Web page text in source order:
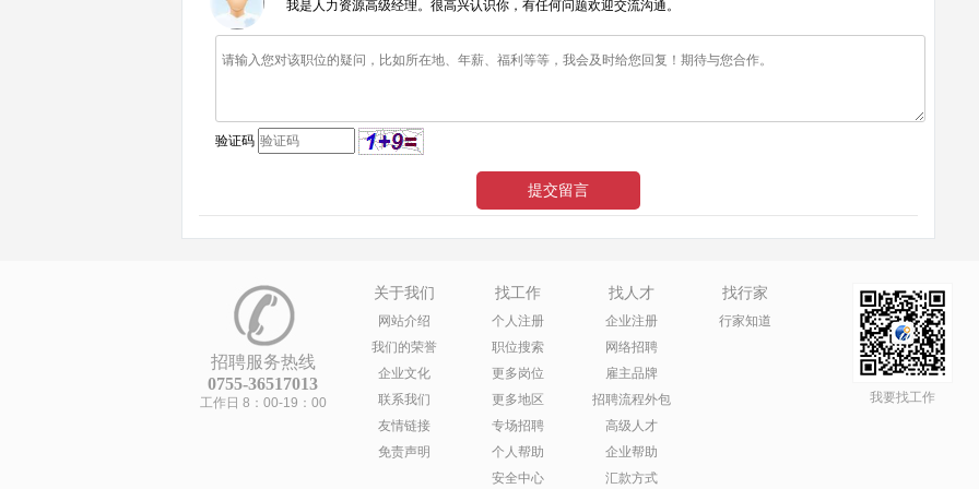
我是人力资源高级经理。很高兴认识你，有任何问题欢迎交流沟通。
验证码
招聘服务热线
0755-36517013
工作日 8：00-19：00
关于我们
网站介绍
我们的荣誉
企业文化
联系我们
友情链接
免责声明
找工作
个人注册
职位搜索
更多岗位
更多地区
专场招聘
个人帮助
安全中心
找人才
企业注册
网络招聘
雇主品牌
招聘流程外包
高级人才
企业帮助
汇款方式
找行家
行家知道
我要找工作